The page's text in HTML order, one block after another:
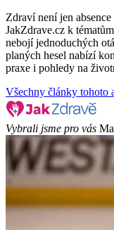
Zdraví není jen
JakZdrave.cz k
nebojí jednoduchých
planých hesel nabízí
praxe i pohledy na
Všechny články tohoto
Vybrali jsme pro vás